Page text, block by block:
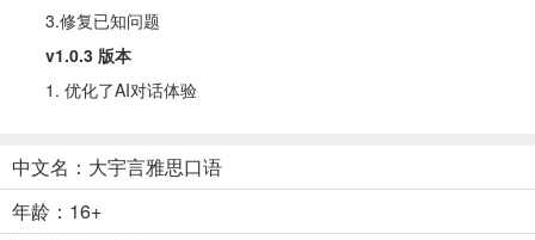
3.修复已知问题
v1.0.3 版本
1. 优化了AI对话体验
中文名：大宇言雅思口语
年龄：16+